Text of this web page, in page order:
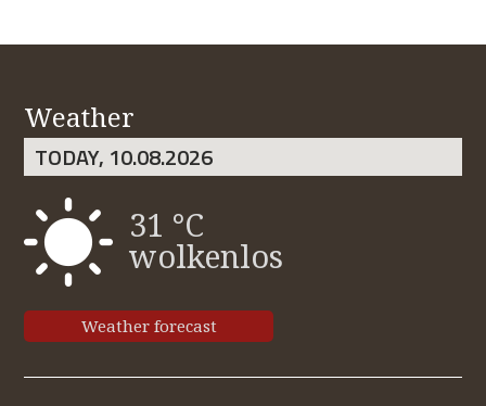
Weather
TODAY, 10.08.2026
31 °C
wolkenlos
Weather forecast